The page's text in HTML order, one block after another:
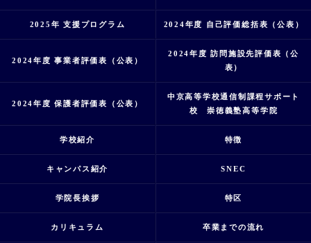
2025年 支援プログラム 2024年度 自己評価総括表（公表）
2024年度 事業者評価表（公表）
2024年度 訪問施設先評価表（公
表）
2024年度 保護者評価表（公表）
中京高等学校通信制課程サポート
校 崇徳義塾高等学院
学校紹介 特徴
キャンパス紹介 SNEC
学院長挨拶 特区
カリキュラム 卒業までの流れ